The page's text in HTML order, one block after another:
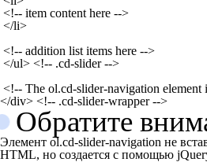
<!-- item content here -->
</li>
<!-- addition list items here -->
</ul> <!-- .cd-slider -->
<!-- The ol.cd-slider-navigation element
</div> <!-- .cd-slider-wrapper -->
Обратите
Элемент ol.cd-slider-navigation не
HTML, но создается с помощью